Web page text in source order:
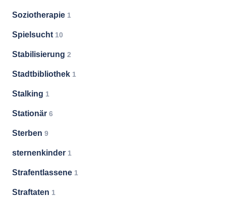
Soziotherapie 1
Spielsucht 10
Stabilisierung 2
Stadtbibliothek 1
Stalking 1
Stationär 6
Sterben 9
sternenkinder 1
Strafentlassene 1
Straftaten 1